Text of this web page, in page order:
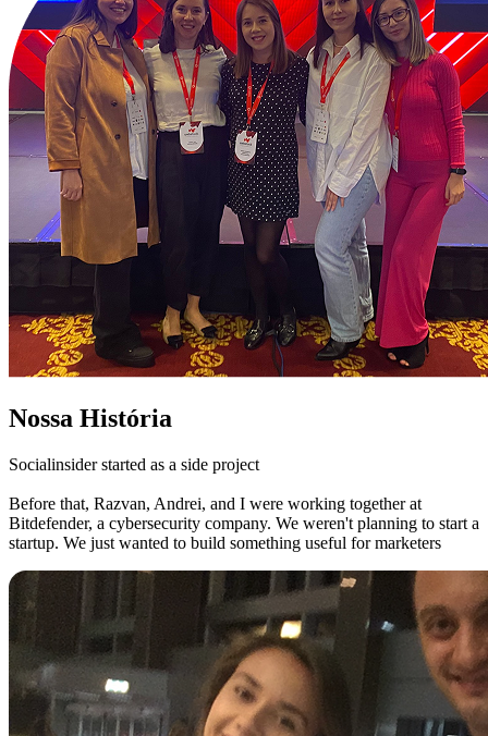
Nossa História
Socialinsider started as a side project
Before that, Razvan, Andrei, and I were working together at
Bitdefender, a cybersecurity company. We weren't planning to start a
startup. We just wanted to build something useful for marketers